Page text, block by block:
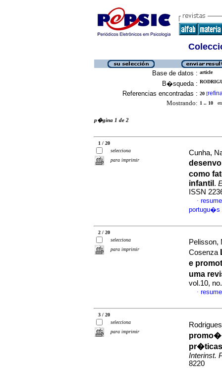
Base de datos : article
B�squeda :
Referencias encontradas : 20 [
Mostrando: 1 .. 10 en
p�gina 1 de 2
1 / 20
selecciona
para imprimir
Cunha,
como
infantil .
ISSN
·
portugu�s
2 / 20
selecciona
para imprimir
Pelisson,
Cosenza
e
uma
vol.10,
·
3 / 20
selecciona
para imprimir
Interinst.
8220